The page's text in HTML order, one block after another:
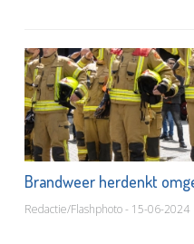
Brandweer herdenkt
Redactie/Flashphoto - 15-06-2024